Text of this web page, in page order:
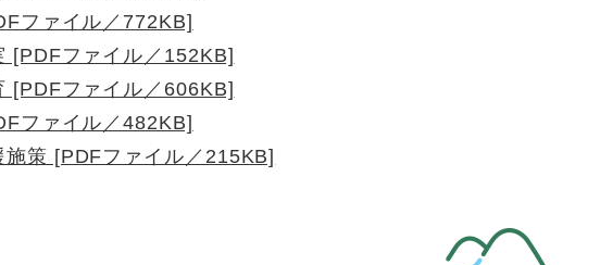
ファイル／772KB]
[PDFファイル／152KB]
[PDFファイル／606KB]
ファイル／482KB]
策 [PDFファイル／215KB]